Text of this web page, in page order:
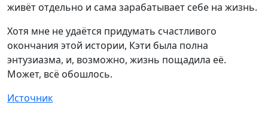
живёт отдельно и сама зарабатывает себе на жизнь.
Хотя мне не удаётся придумать счастливого
окончания этой истории, Кэти была полна
энтузиазма, и, возможно, жизнь пощадила её.
Может, всё обошлось.
Источник